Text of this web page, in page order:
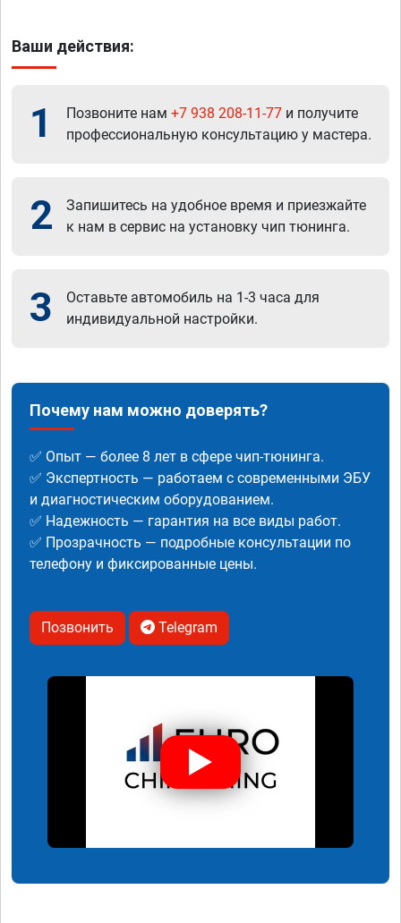
Ваши действия:
1 Позвоните нам +7 938 208-11-77 и получите
профессиональную консультацию у мастера.
2
Запишитесь на удобное время и приезжайте
к нам в сервис на установку чип тюнинга.
3
Оставьте автомобиль на 1-3 часа для
индивидуальной настройки.
Почему нам можно доверять?
✅ Опыт — более 8 лет в сфере чип-тюнинга.
✅ Экспертность — работаем с современными ЭБУ
и диагностическим оборудованием.
✅ Надежность — гарантия на все виды работ.
✅ Прозрачность — подробные консультации по
телефону и фиксированные цены.
Позвонить Telegram